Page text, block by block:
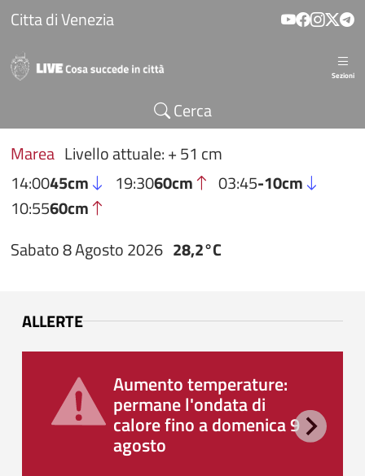
Salta al contenuto principale
Citta di Venezia
Sezioni
Cerca
Marea Livello attuale: + 51 cm
14:0045cm 19:3060cm 03:45-10cm
10:5560cm
Sabato 8 Agosto 2026 28,2°C
ALLERTE
Aumento temperature:
permane l'ondata di
calore fino a domenica 9
agosto